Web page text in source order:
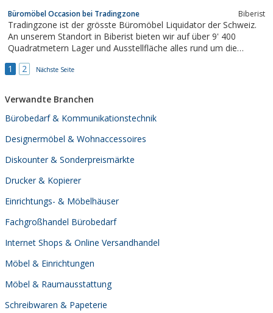
Büromöbel Occasion bei Tradingzone Biberist
Tradingzone ist der grösste Büromöbel Liquidator der Schweiz.
An unserem Standort in Biberist bieten wir auf über 9' 400
Quadratmetern Lager und Ausstellfläche alles rund um die
95% unter dem Neukaufpreis angeboten. Ob einzelne
1 2 Nächste Seite
Verwandte Branchen
Bürobedarf & Kommunikationstechnik
Designermöbel & Wohnaccessoires
Diskounter & Sonderpreismärkte
Drucker & Kopierer
Einrichtungs- & Möbelhäuser
Fachgroßhandel Bürobedarf
Internet Shops & Online Versandhandel
Möbel & Einrichtungen
Möbel & Raumausstattung
Schreibwaren & Papeterie